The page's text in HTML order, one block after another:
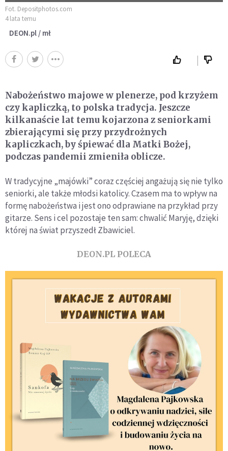
Fot. Depositphotos.com
4 lata temu
DEON.pl / mł
Nabożeństwo majowe w plenerze, pod krzyżem
czy kapliczką, to polska tradycja. Jeszcze
kilkanaście lat temu kojarzona z seniorkami
zbierającymi się przy przydrożnych
kapliczkach, by śpiewać dla Matki Bożej,
podczas pandemii zmieniła oblicze.
W tradycyjne „majówki” coraz częściej angażują się nie tylko
seniorki, ale także młodsi katolicy. Czasem ma to wpływ na
formę nabożeństwa i jest ono odprawiane na przykład przy
gitarze. Sens i cel pozostaje ten sam: chwalić Maryję, dzięki
której na świat przyszedł Zbawiciel.
DEON.PL POLECA